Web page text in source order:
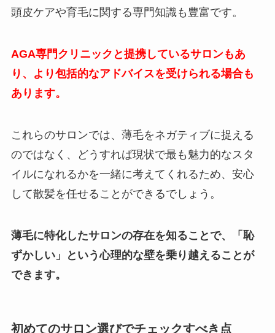
頭皮ケアや育毛に関する専門知識も豊富です。
AGA専門クリニックと提携しているサロンもあ
り、より包括的なアドバイスを受けられる場合も
あります。
これらのサロンでは、薄毛をネガティブに捉える
のではなく、どうすれば現状で最も魅力的なスタ
イルになれるかを一緒に考えてくれるため、安心
して散髪を任せることができるでしょう。
薄毛に特化したサロンの存在を知ることで、「恥
ずかしい」という心理的な壁を乗り越えることが
できます。
初めてのサロン選びでチェックすべき点